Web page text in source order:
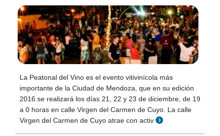
La Peatonal del Vino es el evento vitivinícola más
importante de la Ciudad de Mendoza, que en su edición
2016 se realizará los días 21, 22 y 23 de diciembre, de 19
a 0 horas en calle Virgen del Carmen de Cuyo. La calle
Virgen del Carmen de Cuyo atrae con activ